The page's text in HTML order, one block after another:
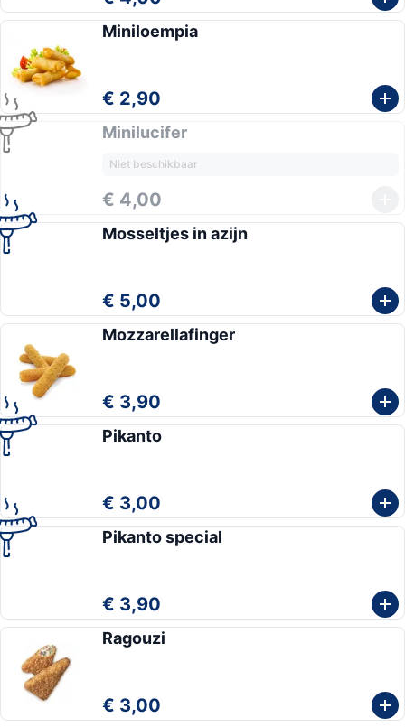
Miniloempia
€ 2,90
Minilucifer
Niet beschikbaar
€ 4,00
Mosseltjes in azijn
€ 5,00
Mozzarellafinger
€ 3,90
Pikanto
€ 3,00
Pikanto special
€ 3,90
Ragouzi
€ 3,00